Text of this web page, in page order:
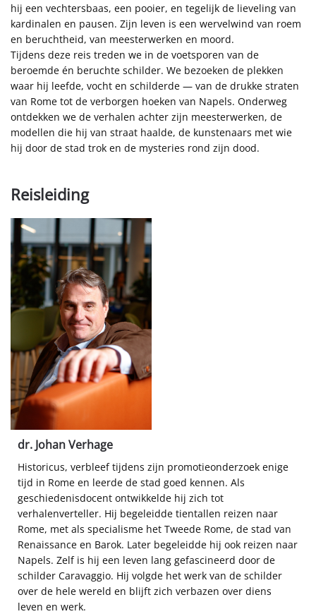
hij een vechtersbaas, een pooier, en tegelijk de lieveling van
kardinalen en pausen. Zijn leven is een wervelwind van roem
en beruchtheid, van meesterwerken en moord.
Tijdens deze reis treden we in de voetsporen van de
beroemde én beruchte schilder. We bezoeken de plekken
waar hij leefde, vocht en schilderde — van de drukke straten
van Rome tot de verborgen hoeken van Napels. Onderweg
ontdekken we de verhalen achter zijn meesterwerken, de
modellen die hij van straat haalde, de kunstenaars met wie
hij door de stad trok en de mysteries rond zijn dood.
Reisleiding
dr. Johan Verhage
Historicus, verbleef tijdens zijn promotieonderzoek enige
tijd in Rome en leerde de stad goed kennen. Als
geschiedenisdocent ontwikkelde hij zich tot
verhalenverteller. Hij begeleidde tientallen reizen naar
Rome, met als specialisme het Tweede Rome, de stad van
Renaissance en Barok. Later begeleidde hij ook reizen naar
Napels. Zelf is hij een leven lang gefascineerd door de
schilder Caravaggio. Hij volgde het werk van de schilder
over de hele wereld en blijft zich verbazen over diens
leven en werk.